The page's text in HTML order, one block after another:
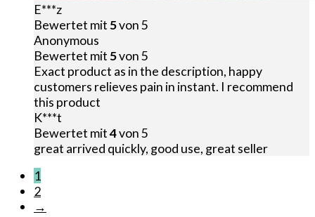
E***z
Bewertet mit5von 5
Anonymous
Bewertet mit5von 5
Exact product as in the description, happy
customers relieves pain in instant. I recommend
this product
K***t
Bewertet mit4von 5
great arrived quickly, good use, great seller
1
2
→